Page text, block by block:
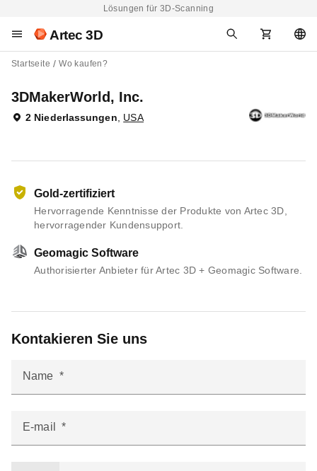
Lösungen für 3D-Scanning
Artec 3D
Startseite Wo kaufen?
3DMakerWorld, Inc.
2 Niederlassungen USA
Gold-zertifiziert
Hervorragende Kenntnisse der Produkte von Artec 3D,
hervorragender Kundensupport.
Geomagic Software
Authorisierter Anbieter für Artec 3D + Geomagic Software.
Kontakieren Sie uns
Name
E-mail